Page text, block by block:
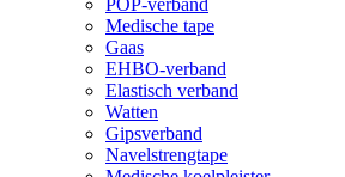
Medische tape
Gaas
EHBO-verband
Elastisch verband
Watten
Gipsverband
Navelstrengtape